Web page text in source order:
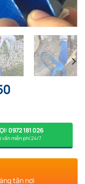
0972 181 026
vấn miễn phí 24/7
tận nơi